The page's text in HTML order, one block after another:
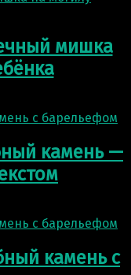
мишка
камень —
камень с